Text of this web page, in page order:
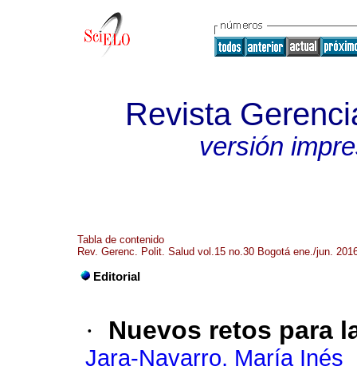
Revista
versión
Tabla de contenido
Rev. Gerenc. Polit. Salud vol.15 no.30 Bogotá ene./jun.
Editorial
· Nuevos retos para
Jara-Navarro, María Inés